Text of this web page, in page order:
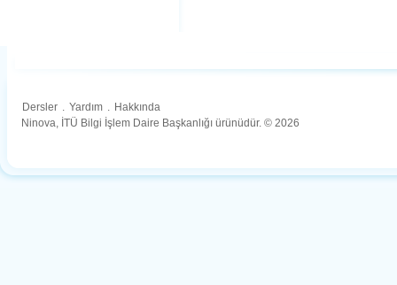
Dersler . Yardım . Hakkında
Ninova, İTÜ Bilgi İşlem Daire Başkanlığı ürünüdür. © 2026